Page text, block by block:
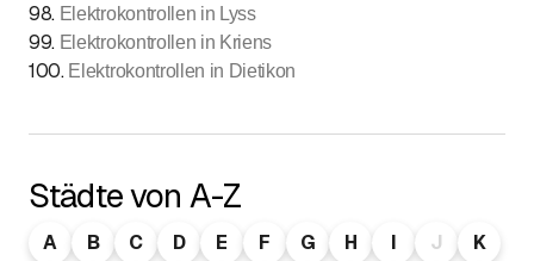
98. Elektrokontrollen in Lyss
99. Elektrokontrollen in Kriens
100. Elektrokontrollen in Dietikon
Städte von A-Z
A B C D E F G H I J K